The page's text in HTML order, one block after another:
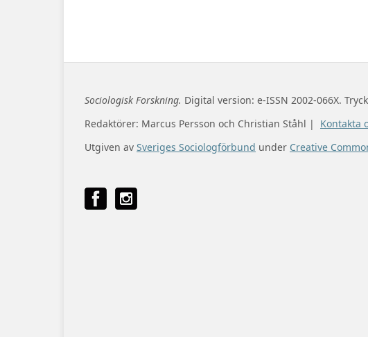
Sociologisk Forskning. Digital version: e-ISSN 2002-066X.
Redaktörer: Marcus Persson och Christian Ståhl | Kontakta
Utgiven av Sveriges Sociologförbund under Creative